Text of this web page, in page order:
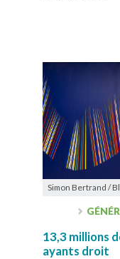
Simon Bertrand /
13,3 millions
ayants droit